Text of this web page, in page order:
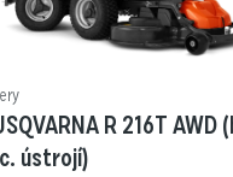
R 216T AWD
ústrojí)